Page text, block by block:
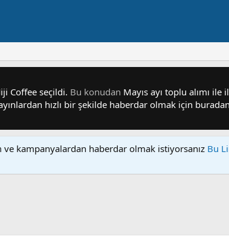
Coffee seçildi. Bu konudan Mayıs ayı toplu alımı
hızlı bir şekilde haberdar olmak için buradan
kampanyalardan haberdar olmak istiyorsanız Bu